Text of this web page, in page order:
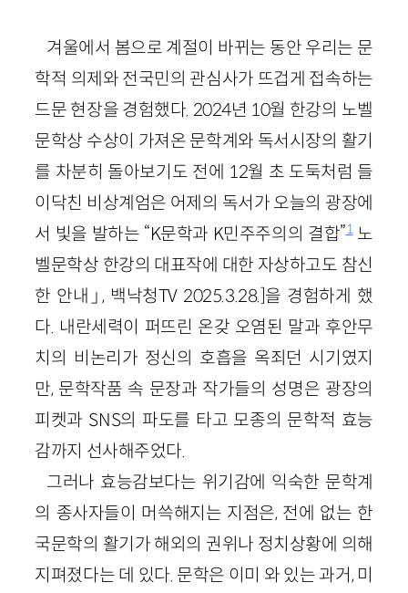
겨울에서 봄으로 계절이 바뀌는 동안 우리는 문
학적 의제와 전국민의 관심사가 뜨겁게 접속하는
드문 현장을 경험했다. 2024년 10월 한강의 노벨
문학상 수상이 가져온 문학계와 독서시장의 활기
를 차분히 돌아보기도 전에 12월 초 도둑처럼 들
이닥친 비상계엄은 어제의 독서가 오늘의 광장에
서 빛을 발하는 “K문학과 K민주주의의 결합”1노
벨문학상 한강의 대표작에 대한 자상하고도 참신
한 안내」, 백낙청TV 2025.3.28.]을 경험하게 했
다. 내란세력이 퍼뜨린 온갖 오염된 말과 후안무
치의 비논리가 정신의 호흡을 옥죄던 시기였지
만, 문학작품 속 문장과 작가들의 성명은 광장의
피켓과 SNS의 파도를 타고 모종의 문학적 효능
감까지 선사해주었다.
그러나 효능감보다는 위기감에 익숙한 문학계
의 종사자들이 머쓱해지는 지점은, 전에 없는 한
국문학의 활기가 해외의 권위나 정치상황에 의해
지펴졌다는 데 있다. 문학은 이미 와 있는 과거, 미